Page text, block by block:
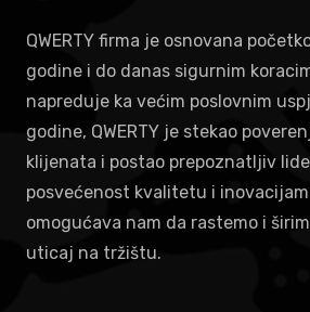
QWERTY firma je osnovana
godine i do danas sigurnim
napreduje ka većim poslovnim
godine, QWERTY je stekao
klijenata i postao prepoznatljiv
posvećenost kvalitetu i
omogućava nam da rastemo i
uticaj na tržištu.